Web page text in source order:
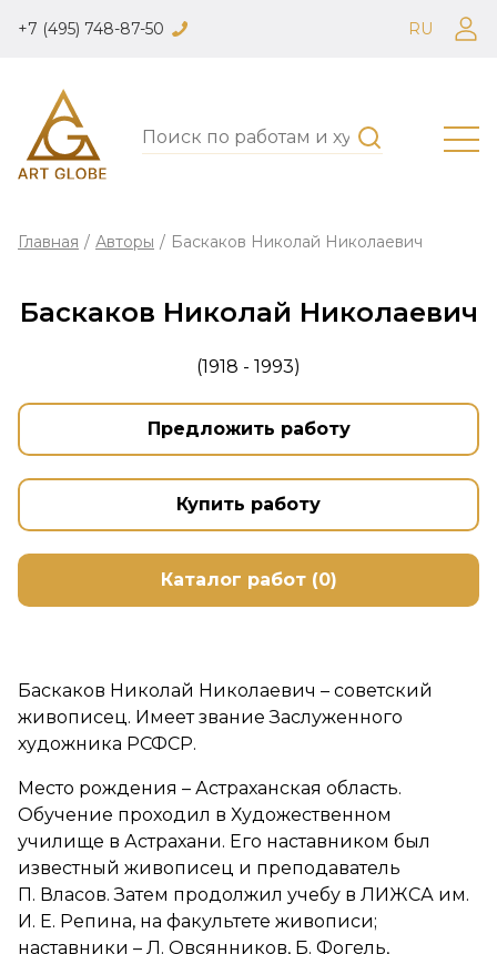
+7 (495) 748-87-50 RU
Главная / Авторы / Баскаков Николай Николаевич
Баскаков Николай Николаевич
(1918 - 1993)
Предложить работу
Купить работу
Каталог работ (0)
Баскаков Николай Николаевич – советский
живописец. Имеет звание Заслуженного
художника РСФСР.
Место рождения – Астраханская область.
Обучение проходил в Художественном
училище в Астрахани. Его наставником был
известный живописец и преподаватель
П. Власов. Затем продолжил учебу в ЛИЖСА им.
И. Е. Репина, на факультете живописи;
наставники – Л. Овсянников, Б. Фогель,